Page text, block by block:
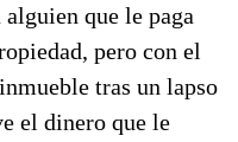
que le paga
pero con el
tras un lapso
el dinero que le